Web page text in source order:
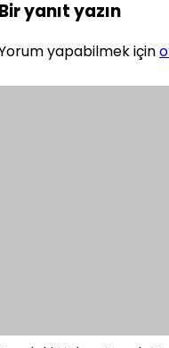
yanıt yazın
yapabilmek için